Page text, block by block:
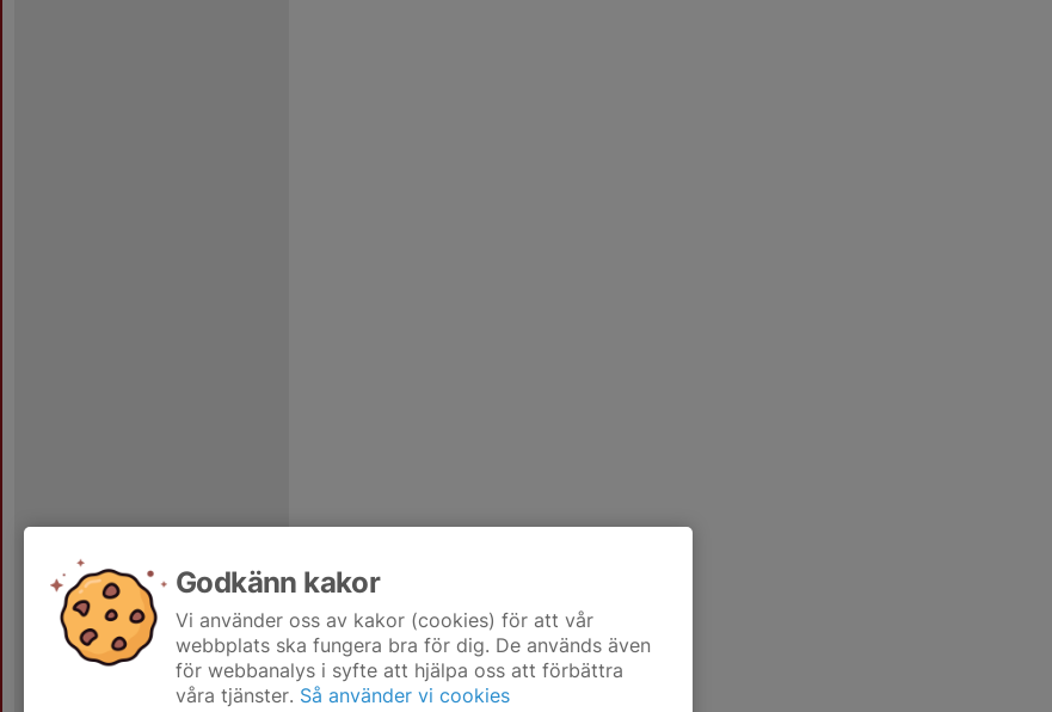
Godkänn kakor
Vi använder oss av kakor (cookies) för att vår
webbplats ska fungera bra för dig. De används även
för webbanalys i syfte att hjälpa oss att förbättra
våra tjänster. Så använder vi cookies